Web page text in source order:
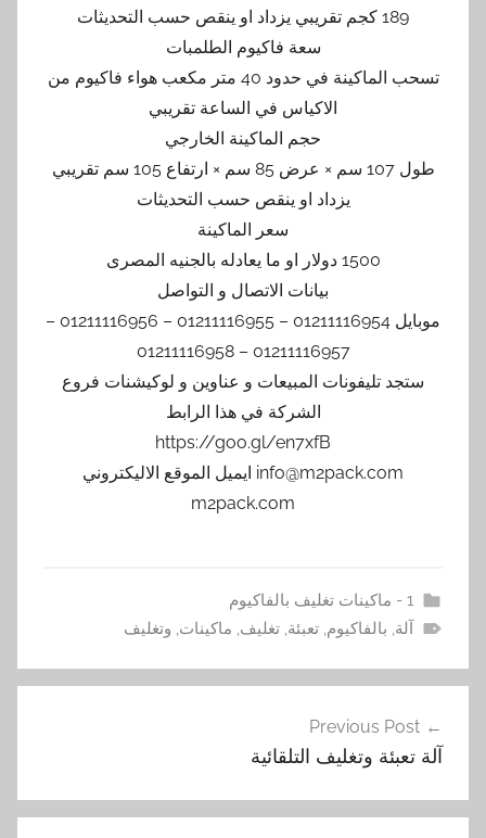
189 كجم تقريبي يزداد او ينقص حسب التحديثات
سعة فاكيوم الطلمبات
تسحب الماكينة في حدود 40 متر مكعب هواء فاكيوم من
الاكياس في الساعة تقريبي
حجم الماكينة الخارجي
طول 107 سم × عرض 85 سم × ارتفاع 105 سم تقريبي
يزداد او ينقص حسب التحديثات
سعر الماكينة
1500 دولار او ما يعادله بالجنيه المصرى
بيانات الاتصال و التواصل
موبايل 01211116954 – 01211116955 – 01211116956 –
01211116957 – 01211116958
ستجد تليفونات المبيعات و عناوين و لوكيشنات فروع
الشركة في هذا الرابط
https://goo.gl/en7xfB
info@m2pack.com ايميل الموقع الاليكتروني
m2pack.com
1 - ماكينات تغليف بالفاكيوم
آلة, بالفاكيوم,تعبئة,تغليف, ماكينات, وتغليف
المقالات
Previous Post
آلة تعبئة وتغليف التلقائية